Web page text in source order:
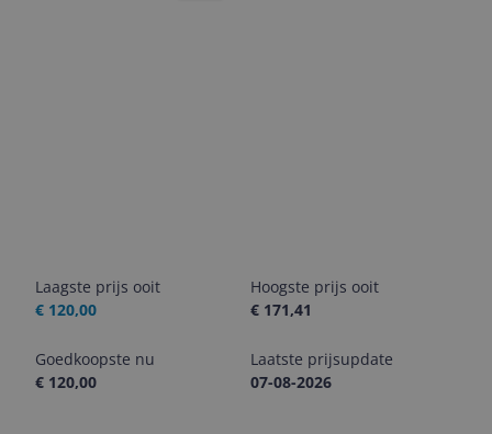
Laagste prijs ooit
€ 120,00
Hoogste prijs ooit
€ 171,41
Goedkoopste nu
€ 120,00
Laatste prijsupdate
07-08-2026